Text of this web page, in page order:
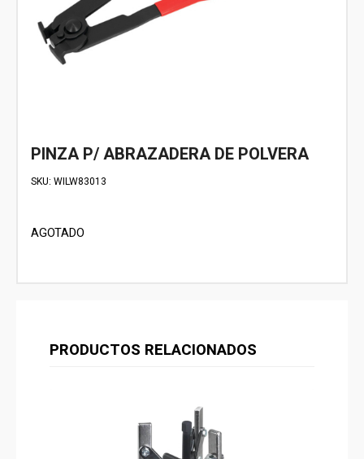
PINZA P/ ABRAZADERA DE POLVERA
SKU: WILW83013
AGOTADO
PRODUCTOS RELACIONADOS